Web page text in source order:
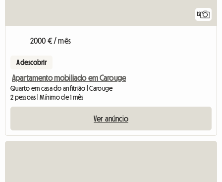
12
2000 € / mês
A descobrir
Apartamento mobiliado em Carouge
Quarto em casa do anfitrião | Carouge
2 pessoas | Mínimo de 1 mês
Ver anúncio